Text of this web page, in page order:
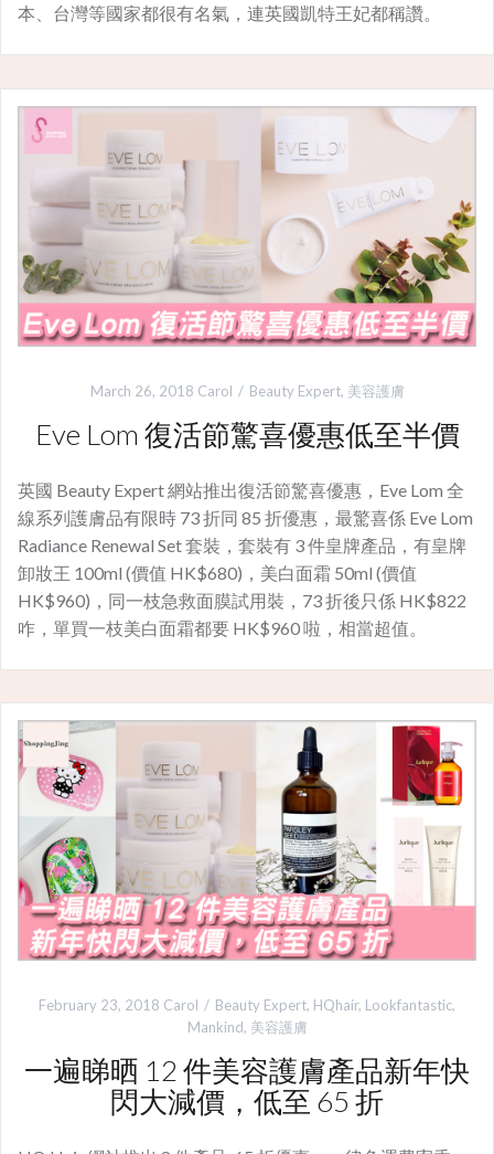
本、台灣等國家都很有名氣，連英國凱特王妃都稱讚。
March 26, 2018 Carol Beauty Expert, 美容護膚
Eve Lom 復活節驚喜優惠低至半價
英國 Beauty Expert 網站推出復活節驚喜優惠，Eve Lom 全
線系列護膚品有限時 73 折同 85 折優惠，最驚喜係 Eve Lom
Radiance Renewal Set 套裝，套裝有 3 件皇牌產品，有皇牌
卸妝王 100ml (價值 HK$680)，美白面霜 50ml (價值
HK$960)，同一枝急救面膜試用裝，73 折後只係 HK$822
咋，單買一枝美白面霜都要 HK$960 啦，相當超值。
February 23, 2018 Carol Beauty Expert, HQhair, Lookfantastic,
Mankind, 美容護膚
一遍睇晒 12 件美容護膚產品新年快
閃大減價，低至 65 折